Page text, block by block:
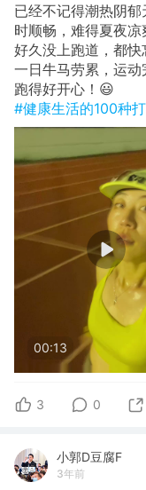
已经不记得潮热阴
时顺畅，难得夏夜凉
好久没上跑道，都
一日牛马劳累，运
跑得好开心！😃
#健康生活的100种
00:13
3 0
小郭D豆腐F
3年前